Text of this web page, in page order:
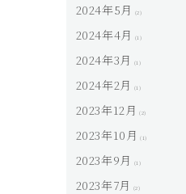
2024年5月 (2)
2024年4月 (1)
2024年3月 (1)
2024年2月 (1)
2023年12月 (2)
2023年10月 (1)
2023年9月 (1)
2023年7月 (2)